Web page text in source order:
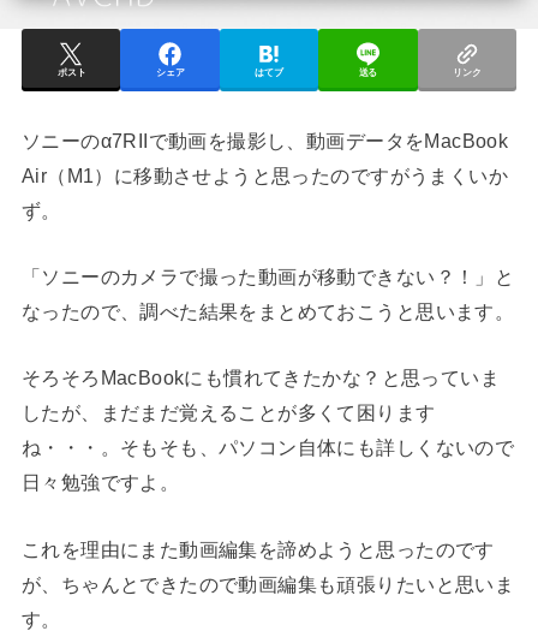
ポスト シェア はてブ 送る リンク
ソニーのα7RIIで動画を撮影し、動画データをMacBook
Air（M1）に移動させようと思ったのですがうまくいか
ず。
「ソニーのカメラで撮った動画が移動できない？！」と
なったので、調べた結果をまとめておこうと思います。
そろそろMacBookにも慣れてきたかな？と思っていま
したが、まだまだ覚えることが多くて困ります
ね・・・。そもそも、パソコン自体にも詳しくないので
日々勉強ですよ。
これを理由にまた動画編集を諦めようと思ったのです
が、ちゃんとできたので動画編集も頑張りたいと思いま
す。